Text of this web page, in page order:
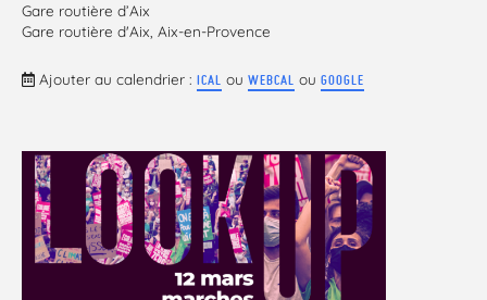
Gare routière d’Aix
Gare routière d'Aix, Aix-en-Provence
Ajouter au calendrier : ICAL ou WEBCAL ou GOOGLE